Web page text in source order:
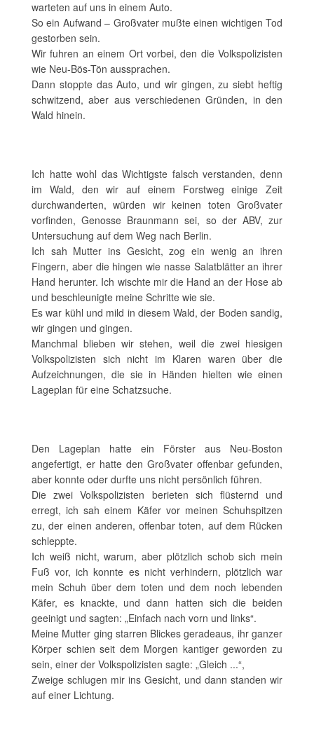
warteten auf uns in einem Auto.
So ein Aufwand – Großvater mußte einen wichtigen Tod
gestorben sein.
Wir fuhren an einem Ort vorbei, den die Volkspolizisten
wie Neu-Bös-Tön aussprachen.
Dann stoppte das Auto, und wir gingen, zu siebt heftig
schwitzend, aber aus verschiedenen Gründen, in den
Wald hinein.
Ich hatte wohl das Wichtigste falsch verstanden, denn
im Wald, den wir auf einem Forstweg einige Zeit
durchwanderten, würden wir keinen toten Großvater
vorfinden, Genosse Braunmann sei, so der ABV, zur
Untersuchung auf dem Weg nach Berlin.
Ich sah Mutter ins Gesicht, zog ein wenig an ihren
Fingern, aber die hingen wie nasse Salatblätter an ihrer
Hand herunter. Ich wischte mir die Hand an der Hose ab
und beschleunigte meine Schritte wie sie.
Es war kühl und mild in diesem Wald, der Boden sandig,
wir gingen und gingen.
Manchmal blieben wir stehen, weil die zwei hiesigen
Volkspolizisten sich nicht im Klaren waren über die
Aufzeichnungen, die sie in Händen hielten wie einen
Lageplan für eine Schatzsuche.
Den Lageplan hatte ein Förster aus Neu-Boston
angefertigt, er hatte den Großvater offenbar gefunden,
aber konnte oder durfte uns nicht persönlich führen.
Die zwei Volkspolizisten berieten sich flüsternd und
erregt, ich sah einem Käfer vor meinen Schuhspitzen
zu, der einen anderen, offenbar toten, auf dem Rücken
schleppte.
Ich weiß nicht, warum, aber plötzlich schob sich mein
Fuß vor, ich konnte es nicht verhindern, plötzlich war
mein Schuh über dem toten und dem noch lebenden
Käfer, es knackte, und dann hatten sich die beiden
geeinigt und sagten: „Einfach nach vorn und links“.
Meine Mutter ging starren Blickes geradeaus, ihr ganzer
Körper schien seit dem Morgen kantiger geworden zu
sein, einer der Volkspolizisten sagte: „Gleich ...“,
Zweige schlugen mir ins Gesicht, und dann standen wir
auf einer Lichtung.